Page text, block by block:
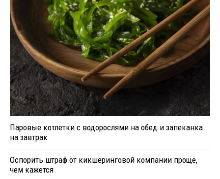
Паровые котлетки с водорослями на обед и запеканка
на завтрак
Оспорить штраф от кикшеринговой компании проще,
чем кажется